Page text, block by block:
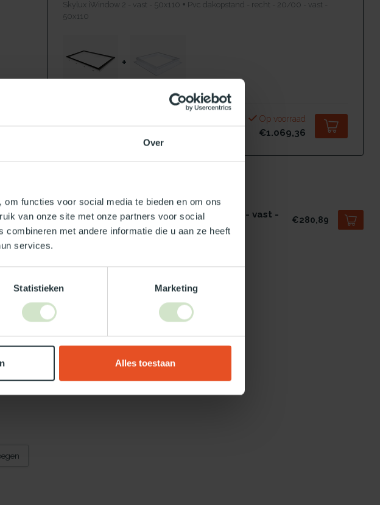
Over
functies voor social media te bieden en om ons
van onze site met onze partners voor social
met andere informatie die u aan ze heeft
services.
Statistieken Marketing
Alles toestaan
Skylux iWindow 2 - vast - 50x110 + Pvc dakopstand - recht - 20/00 - vast -
50x110
+
Op voorraad
€1.069,36
NATUURLIJKLICHT.NL
Pvc dakopstand - recht - 20/00 - vast -
50x110
Op voorraad
€280,89